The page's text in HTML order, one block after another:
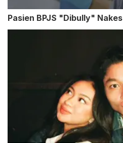
Pasien BPJS "Dibully" Nakes